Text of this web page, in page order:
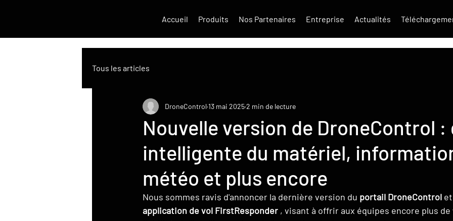
Accueil Produits Nos Partenaires Entreprise Actualités
Tous les articles
Nouvelle version de DroneControl
intelligente du matériel,
météo et plus encore
DroneControl13 mai 20252 min de lecture
Nous sommes ravis d'annoncer la dernière version du portail DroneControl
application de vol FirstResponder , visant à offrir aux équipes encore plus